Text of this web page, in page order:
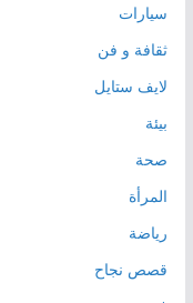
سيارات
ثقافة و فن
لايف ستايل
بيئة
صحة
المرأة
رياضة
قصص نجاح